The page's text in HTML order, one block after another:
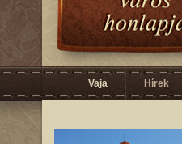
Vaja Hírek